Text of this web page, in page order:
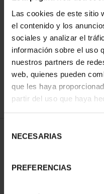
Las cookies de este sitio
el contenido y los
sociales y analizar el
información sobre el uso
nuestros partners de
web, quienes pueden
que les haya
partir del uso que haya
NECESARIAS
PREFERENCIAS
ORDENAR POR:
2 Productos encontrados